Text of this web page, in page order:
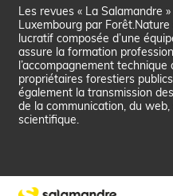
Les revues « La Salamandre
Luxembourg par
lucratif composée d’une
assure la formation
l’accompagnement
propriétaires forestiers
également la transmission
de la communication, du
scientifique.